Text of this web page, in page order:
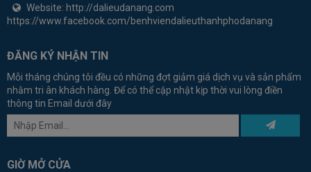
Website: http://dalieudanang.com
https://www.facebook.com/benhviendalieuthanhphodanang
ĐĂNG KÝ NHẬN TIN
Mỗi tháng chúng tôi đều có những đợt giảm giá dịch vụ và sản phẩm
nhằm tri ân khách hàng. Để có thể cập nhật kịp thời vui lòng điền
thông tin Email dưới đây
GIỜ MỞ CỬA